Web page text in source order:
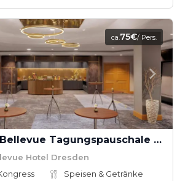
ca.75€/ Pers.
Halbtages - Bellevue Tagungspauschale Bilderberg Bellevue Hotel
Hotel Dresden
Speisen & Getränke